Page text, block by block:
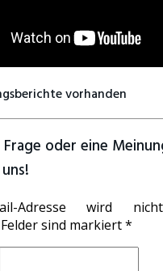
vorhanden
oder eine
Adresse wird
sind markiert *